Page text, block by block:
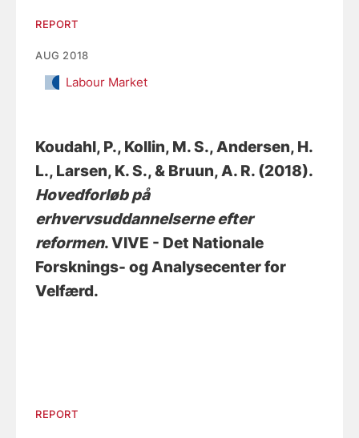
REPORT
AUG 2018
Labour Market
Koudahl, P., Kollin, M. S., Andersen, H.
L., Larsen, K. S., & Bruun, A. R. (2018).
Hovedforløb på
erhvervsuddannelserne efter
reformen. VIVE - Det Nationale
Forsknings- og Analysecenter for
Velfærd.
REPORT